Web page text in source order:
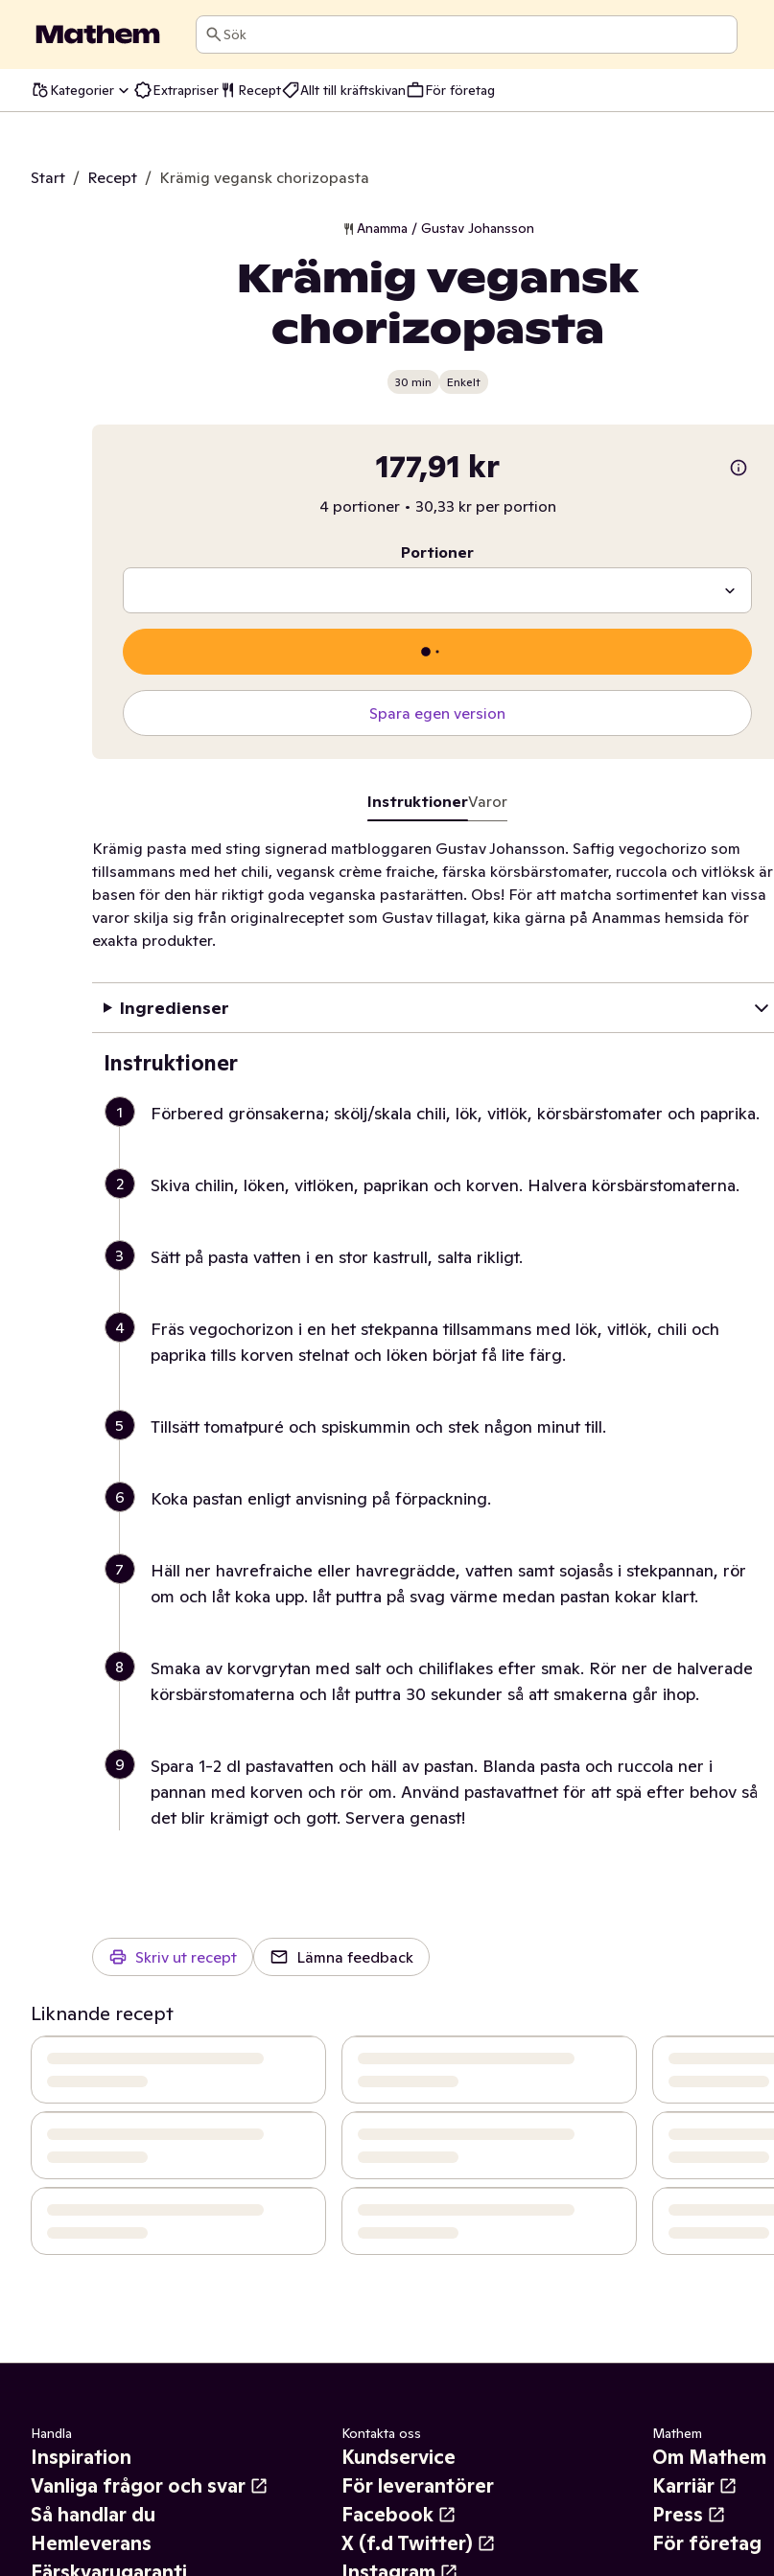
Sök
Kategorier Extrapriser Recept Allt till kräftskivan För företag
Start / Recept / Krämig vegansk chorizopasta
Anamma / Gustav Johansson
Krämig vegansk
chorizopasta
30 min Enkelt
177,91 kr
4 portioner • 30,33 kr per portion
Portioner
Spara egen version
InstruktionerVaror
Krämig pasta med sting signerad matbloggaren Gustav Johansson. Saftig vegochorizo som
tillsammans med het chili, vegansk crème fraiche, färska körsbärstomater, ruccola och vitlöksk är
basen för den här riktigt goda veganska pastarätten. Obs! För att matcha sortimentet kan vissa
varor skilja sig från originalreceptet som Gustav tillagat, kika gärna på Anammas hemsida för
exakta produkter.
Ingredienser
Instruktioner
1 Förbered grönsakerna; skölj/skala chili, lök, vitlök, körsbärstomater och paprika.
2 Skiva chilin, löken, vitlöken, paprikan och korven. Halvera körsbärstomaterna.
3 Sätt på pasta vatten i en stor kastrull, salta rikligt.
4
Fräs vegochorizon i en het stekpanna tillsammans med lök, vitlök, chili och
paprika tills korven stelnat och löken börjat få lite färg.
5 Tillsätt tomatpuré och spiskummin och stek någon minut till.
6 Koka pastan enligt anvisning på förpackning.
7
Häll ner havrefraiche eller havregrädde, vatten samt sojasås i stekpannan, rör
om och låt koka upp. låt puttra på svag värme medan pastan kokar klart.
8
Smaka av korvgrytan med salt och chiliflakes efter smak. Rör ner de halverade
körsbärstomaterna och låt puttra 30 sekunder så att smakerna går ihop.
9
Spara 1-2 dl pastavatten och häll av pastan. Blanda pasta och ruccola ner i
pannan med korven och rör om. Använd pastavattnet för att spä efter behov så
det blir krämigt och gott. Servera genast!
Skriv ut recept Lämna feedback
Liknande recept
Handla
Inspiration
Vanliga frågor och svar
Så handlar du
Hemleverans
Kontakta oss
Kundservice
För leverantörer
Facebook
X (f.d Twitter)
Mathem
Om Mathem
Karriär
Press
För företag